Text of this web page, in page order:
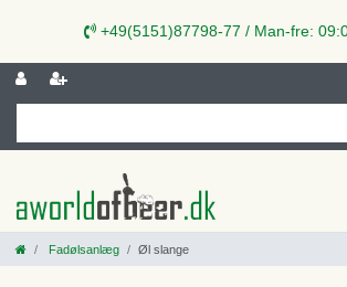
+49(5151)87798-77 / Man-fre:
Fadølsanlæg Øl slange